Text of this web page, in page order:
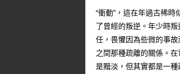
“衝動”，這在年過古稀
了曾經的叛逆。年少時
任，畏懼因為些微的事
之間那種疏離的關係。
是黯淡，但其實都是一種